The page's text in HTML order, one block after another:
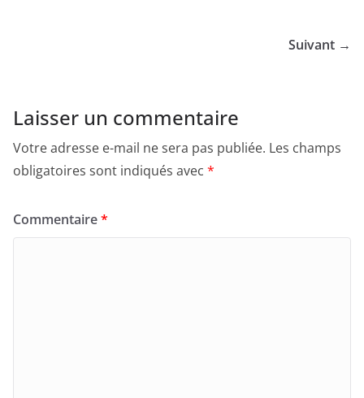
Suivant →
Laisser un commentaire
Votre adresse e-mail ne sera pas publiée. Les champs
obligatoires sont indiqués avec *
Commentaire*